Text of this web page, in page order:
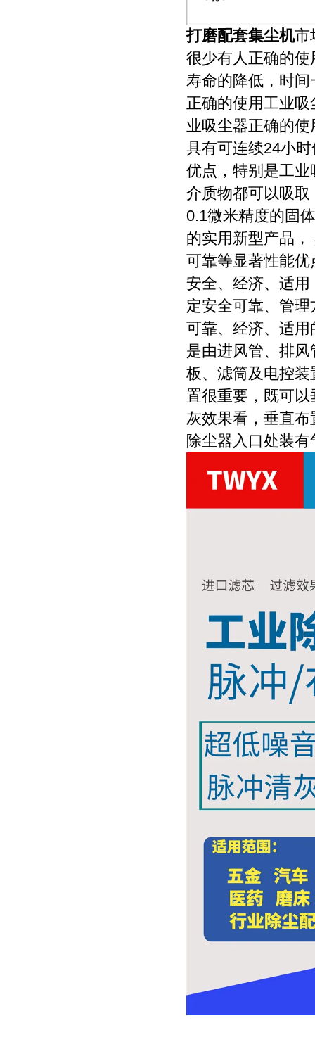
打磨配套集尘机市
很少有人正确的
寿命的降低，时
正确的使用工业
业吸尘器正确的使
具有可连续24小
优点，特别是工
介质物都可以吸
0.1微米精度的固
的实用新型产品
可靠等显著性能
安全、经济、适
定安全可靠、管
可靠、经济、适用
是由进风管、排
板、滤筒及电控
置很重要，既可
灰效果看，垂直
除尘器入口处装